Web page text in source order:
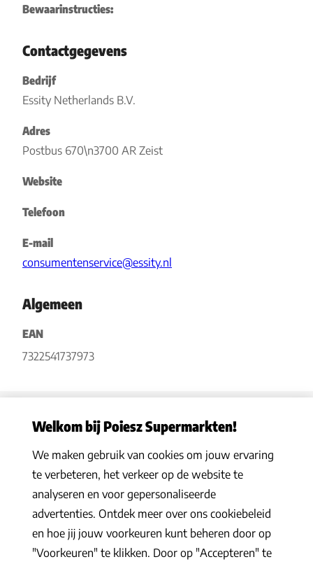
Bewaarinstructies:
Contactgegevens
Bedrijf
Essity Netherlands B.V.
Adres
Postbus 670\n3700 AR Zeist
Website
Telefoon
E-mail
consumentenservice@essity.nl
Algemeen
EAN
7322541737973
Privacy statement|Algemene voorwaarden |Hoe werkt het |
Veelgestelde vragen|Cookies
© 2026 Poiesz Supermarkten B.V. Alle rechten voorbehouden
Welkom bij Poiesz Supermarkten!
We maken gebruik van cookies om jouw ervaring
te verbeteren, het verkeer op de website te
analyseren en voor gepersonaliseerde
advertenties. Ontdek meer over ons cookiebeleid
en hoe jij jouw voorkeuren kunt beheren door op
"Voorkeuren" te klikken. Door op "Accepteren" te